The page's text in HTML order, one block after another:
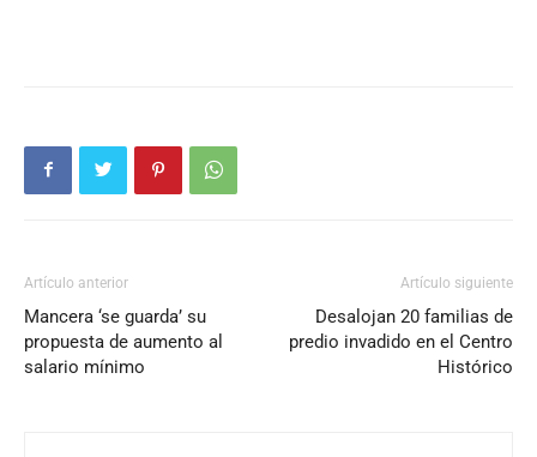
Artículo anterior
Mancera ‘se guarda’ su
propuesta de aumento al
salario mínimo
Artículo siguiente
Desalojan 20 familias de
predio invadido en el Centro
Histórico